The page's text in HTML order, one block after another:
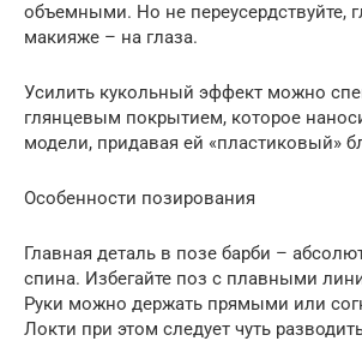
объемными. Но не переусердствуйте,
макияже – на глаза.
Усилить кукольный эффект можно
глянцевым покрытием, которое
модели, придавая ей «пластиковый»
Особенности позирования
Главная деталь в позе барби –
спина. Избегайте поз с плавными
Руки можно держать прямыми или
Локти при этом следует чуть